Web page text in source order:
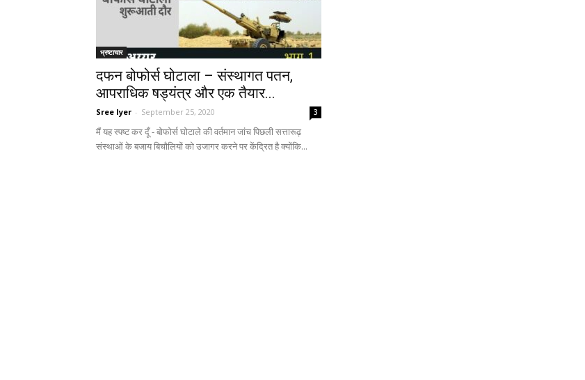
भ्रष्टाचार
दफन बोफोर्स घोटाला – संस्थागत पतन,
आपराधिक षड्यंत्र और एक तैयार...
Sree Iyer - September 25, 2020 3
मैं यह स्पष्ट कर दूँ - बोफोर्स घोटाले की वर्तमान जांच पिछली सत्तारूढ़
संस्थाओं के बजाय बिचौलियों को उजागर करने पर केंद्रित है क्योंकि...